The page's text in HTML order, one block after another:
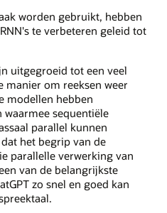
worden gebruikt, hebben
te verbeteren geleid tot
uitgegroeid tot een veel
manier om reeksen weer
modellen hebben
sequentiële
parallel kunnen
het begrip van de
parallelle verwerking van
van de belangrijkste
zo snel en goed kan